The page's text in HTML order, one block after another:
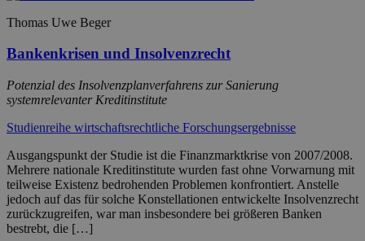
Thomas Uwe Beger
Bankenkrisen und Insolvenzrecht
Potenzial des Insolvenzplanverfahrens zur Sanierung
systemrelevanter Kreditinstitute
Studienreihe wirtschaftsrechtliche Forschungsergebnisse
Ausgangspunkt der Studie ist die Finanzmarktkrise von 2007/2008.
Mehrere nationale Kreditinstitute wurden fast ohne Vorwarnung mit
teilweise Existenz bedrohenden Problemen konfrontiert. Anstelle
jedoch auf das für solche Konstellationen entwickelte Insolvenzrecht
zurückzugreifen, war man insbesondere bei größeren Banken
bestrebt, die […]